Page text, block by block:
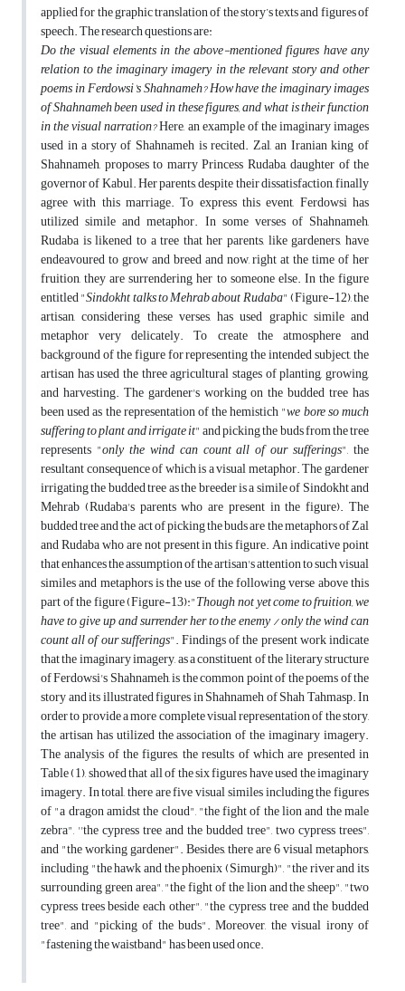
applied for the graphic translation of the story’s texts and figures of
speech. The research questions are:
Do the visual elements in the above-mentioned figures have any
relation to the imaginary imagery in the relevant story and other
poems in Ferdowsi's Shahnameh? How have the imaginary images
of Shahnameh been used in these figures, and what is their function
in the visual narration?Here, an example of the imaginary images
used in a story of Shahnameh is recited. Zal, an Iranian king of
Shahnameh, proposes to marry Princess Rudaba, daughter of the
governor of Kabul. Her parents, despite their dissatisfaction, finally
agree with this marriage. To express this event, Ferdowsi has
utilized simile and metaphor. In some verses of Shahnameh,
Rudaba is likened to a tree that her parents, like gardeners, have
endeavoured to grow and breed and now, right at the time of her
fruition, they are surrendering her to someone else. In the figure
entitled "Sindokht talks to Mehrab about Rudaba" (Figure-12), the
artisan, considering these verses, has used graphic simile and
metaphor very delicately. To create the atmosphere and
background of the figure for representing the intended subject, the
artisan has used the three agricultural stages of planting, growing,
and harvesting. The gardener's working on the budded tree has
been used as the representation of the hemistich "we bore so much
suffering to plant and irrigate it" and picking the buds from the tree
represents "only the wind can count all of our sufferings", the
resultant consequence of which is a visual metaphor. The gardener
irrigating the budded tree as the breeder is a simile of Sindokht and
Mehrab (Rudaba's parents who are present in the figure). The
budded tree and the act of picking the buds are the metaphors of Zal
and Rudaba who are not present in this figure. An indicative point
that enhances the assumption of the artisan's attention to such visual
similes and metaphors is the use of the following verse above this
part of the figure (Figure-13):"Though not yet come to fruition, we
have to give up and surrender her to the enemy / only the wind can
count all of our sufferings". Findings of the present work indicate
that the imaginary imagery, as a constituent of the literary structure
of Ferdowsi's Shahnameh, is the common point of the poems of the
story and its illustrated figures in Shahnameh of Shah Tahmasp. In
order to provide a more complete visual representation of the story,
the artisan has utilized the association of the imaginary imagery.
The analysis of the figures, the results of which are presented in
Table (1), showed that all of the six figures have used the imaginary
imagery. In total, there are five visual similes including the figures
of "a dragon amidst the cloud", "the fight of the lion and the male
zebra", ''the cypress tree and the budded tree", two cypress trees",
and "the working gardener". Besides, there are 6 visual metaphors,
including "the hawk and the phoenix (Simurgh)", "the river and its
surrounding green area", "the fight of the lion and the sheep", "two
cypress trees beside each other", "the cypress tree and the budded
tree", and "picking of the buds". Moreover, the visual irony of
"fastening the waistband" has been used once.